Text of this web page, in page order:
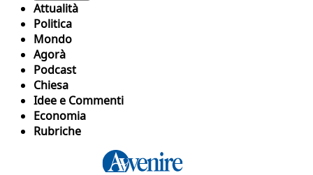
Attualità
Politica
Mondo
Agorà
Podcast
Chiesa
Idee e Commenti
Economia
Rubriche